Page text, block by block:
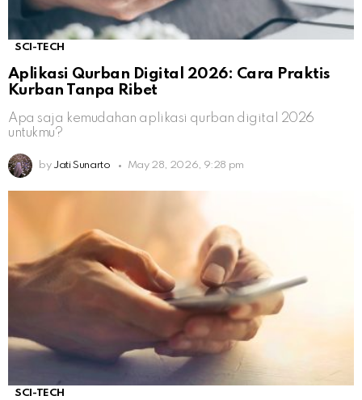
SCI-TECH
Aplikasi Qurban Digital 2026: Cara Praktis
Kurban Tanpa Ribet
Apa saja kemudahan aplikasi qurban digital 2026
untukmu?
by Jati Sunarto May 28, 2026, 9:28 pm
SCI-TECH